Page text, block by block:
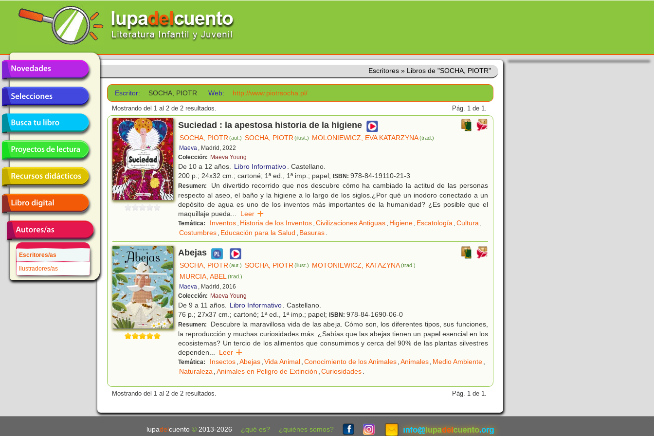
Escritores/as
Ilustradores/as
Escritores » Libros de "SOCHA, PIOTR"
Escritor: SOCHA, PIOTR Web: http://www.piotrsocha.pl/
Mostrando del 1 al 2 de 2 resultados. Pág. 1 de 1.
Suciedad : la apestosa historia de la higiene
SOCHA, PIOTR(aut.) SOCHA, PIOTR(ilust.) MOLONIEWICZ, EVA KATARZYNA(trad.)
Maeva , Madrid, 2022
Colección: Maeva Young
De 10 a 12 años. Libro Informativo. Castellano.
200 p.; 24x32 cm.; cartoné; 1ª ed., 1ª imp.; papel; ISBN: 978-84-19110-21-3
Resumen:
Un divertido recorrido que nos descubre cómo ha cambiado la actitud de las personas
respecto al aseo, el baño y la higiene a lo largo de los siglos.¿Por qué un inodoro conectado a un
depósito de agua es uno de los inventos más importantes de la humanidad? ¿Es posible que el
maquillaje pueda... Leer
Temática: Inventos, Historia de los Inventos,Civilizaciones Antiguas, Higiene, Escatología,Cultura,
Costumbres, Educación para la Salud , Basuras.
Abejas
SOCHA, PIOTR(aut.) SOCHA, PIOTR(ilust.) MOTONIEWICZ, KATAZYNA(trad.)
MURCIA, ABEL(trad.)
Maeva , Madrid, 2016
Colección: Maeva Young
De 9 a 11 años. Libro Informativo. Castellano.
76 p.; 27x37 cm.; cartoné; 1ª ed., 1ª imp.; papel; ISBN: 978-84-1690-06-0
Resumen:
Descubre la maravillosa vida de las abeja. Cómo son, los diferentes tipos, sus funciones,
la reproducción y muchas curiosidades más. ¿Sabías que las abejas tienen un papel esencial en los
ecosistemas? Un tercio de los alimentos que consumimos y cerca del 90% de las plantas silvestres
dependen... Leer
Temática: Insectos,Abejas,Vida Animal,Conocimiento de los Animales,Animales, Medio Ambiente,
Naturaleza,Animales en Peligro de Extinción ,Curiosidades.
Mostrando del 1 al 2 de 2 resultados. Pág. 1 de 1.
lupadel cuento © 2013-2026 ¿qué es? ¿quiénes somos?